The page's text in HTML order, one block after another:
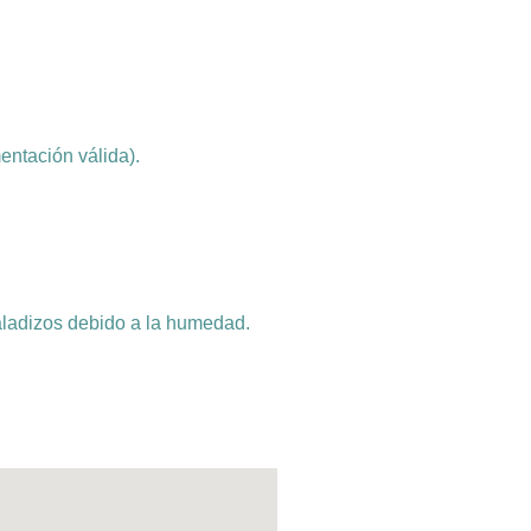
válida).
debido a la humedad.